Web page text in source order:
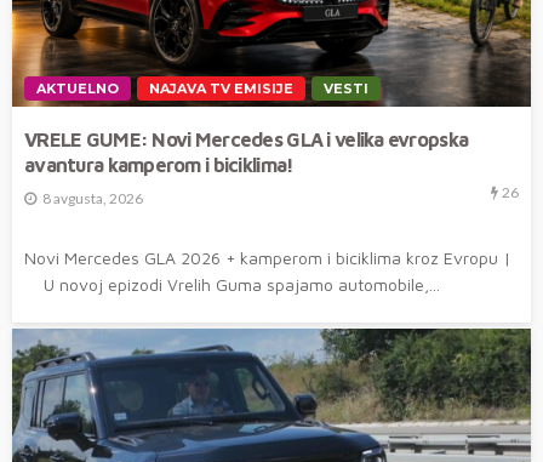
AKTUELNO NAJAVA TV EMISIJE VESTI
VRELE GUME: Novi Mercedes GLA i velika evropska
avantura kamperom i biciklima!
8 avgusta, 2026 26
Novi Mercedes GLA 2026 + kamperom i biciklima kroz Evropu |
U novoj epizodi Vrelih Guma spajamo automobile,...